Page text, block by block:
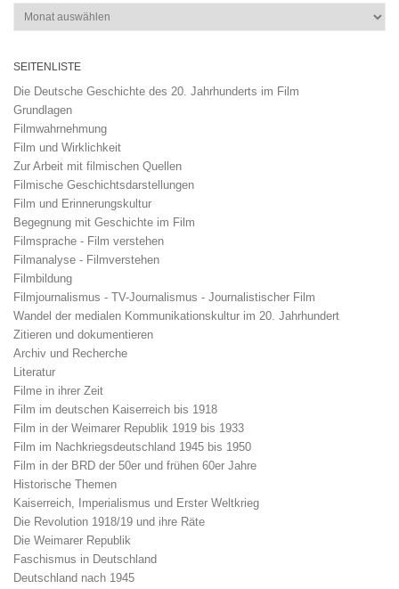
Archiv
SEITENLISTE
Die Deutsche Geschichte des 20. Jahrhunderts im Film
Grundlagen
Filmwahrnehmung
Film und Wirklichkeit
Zur Arbeit mit filmischen Quellen
Filmische Geschichtsdarstellungen
Film und Erinnerungskultur
Begegnung mit Geschichte im Film
Filmsprache - Film verstehen
Filmanalyse - Filmverstehen
Filmbildung
Filmjournalismus - TV-Journalismus - Journalistischer Film
Wandel der medialen Kommunikationskultur im 20. Jahrhundert
Zitieren und dokumentieren
Archiv und Recherche
Literatur
Filme in ihrer Zeit
Film im deutschen Kaiserreich bis 1918
Film in der Weimarer Republik 1919 bis 1933
Film im Nachkriegsdeutschland 1945 bis 1950
Film in der BRD der 50er und frühen 60er Jahre
Historische Themen
Kaiserreich, Imperialismus und Erster Weltkrieg
Die Revolution 1918/19 und ihre Räte
Die Weimarer Republik
Faschismus in Deutschland
Deutschland nach 1945